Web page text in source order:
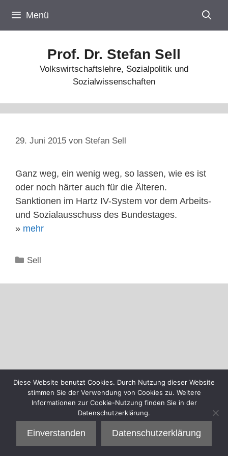
Inhalt
springen
Menü
Prof. Dr. Stefan Sell
Volkswirtschaftslehre, Sozialpolitik und
Sozialwissenschaften
29. Juni 2015 von Stefan Sell
Ganz weg, ein wenig weg, so lassen, wie es ist
oder noch härter auch für die Älteren.
Sanktionen im Hartz IV-System vor dem Arbeits-
und Sozialausschuss des Bundestages.
» mehr
Kategorien
Sell
Diese Website benutzt Cookies. Durch Nutzung dieser Website
stimmen Sie der Verwendung von Cookies zu. Weitere
Informationen zur Cookie-Nutzung finden Sie in der
Datenschutzerklärung.
Einverstanden Datenschutzerklärung